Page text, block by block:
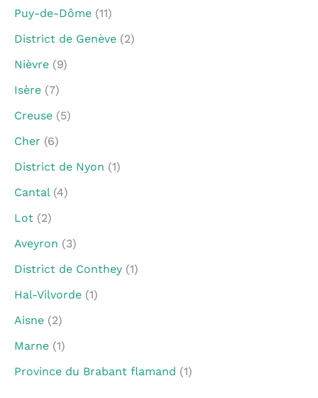
Puy-de-Dôme (11)
District de Genève (2)
Nièvre (9)
Isère (7)
Creuse (5)
Cher (6)
District de Nyon (1)
Cantal(4)
Lot (2)
Aveyron (3)
District de Conthey (1)
Hal-Vilvorde (1)
Aisne (2)
Marne (1)
Province du Brabant flamand (1)